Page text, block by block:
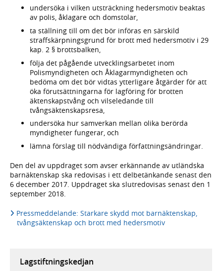
undersöka i vilken utsträckning hedersmotiv beaktas
av polis, åklagare och domstolar,
ta ställning till om det bör införas en särskild
straffskärpningsgrund för brott med hedersmotiv i 29
kap. 2 § brottsbalken,
följa det pågående utvecklingsarbetet inom
Polismyndigheten och Åklagarmyndigheten och
bedöma om det bör vidtas ytterligare åtgärder för att
öka förutsättningarna för lagföring för brotten
äktenskapstvång och vilseledande till
tvångsäktenskapsresa,
undersöka hur samverkan mellan olika berörda
myndigheter fungerar, och
lämna förslag till nödvändiga författningsändringar.
Den del av uppdraget som avser erkännande av utländska
barnäktenskap ska redovisas i ett delbetänkande senast den
6 december 2017. Uppdraget ska slutredovisas senast den 1
september 2018.
Pressmeddelande: Starkare skydd mot barnäktenskap,
tvångsäktenskap och brott med hedersmotiv
Lagstiftningskedjan